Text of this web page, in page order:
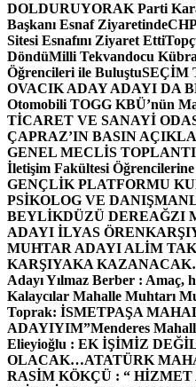
DOLDURUYORAK Parti
Başkanı Esnaf Ziyaretinde
Sitesi Esnafını Ziyaret Etti
DöndüMilli Tekvandocu
Öğrencileri ile BuluştuSEÇİM
OVACIK ADAY ADAYI DA
Otomobili TOGG KBÜ’nün
TİCARET VE SANAYİ
ÇAPRAZ’IN BASIN
GENEL MECLİS
İletişim Fakültesi
GENÇLİK PLATFORMU
PSİKOLOG VE
BEYLİKDÜZÜ DEREAĞZI
ADAYI İLYAS ÖREN
MUHTAR ADAYI ALİM
KARŞIYAKA
Adayı Yılmaz Berber :
Kalaycılar Mahalle Muhtarı
Toprak: İSMETPAŞA
ADAYIYIM”Menderes
Elieyioğlu : EK İŞİMİZ
OLACAK…ATATÜRK
RASİM KÖKÇÜ : “